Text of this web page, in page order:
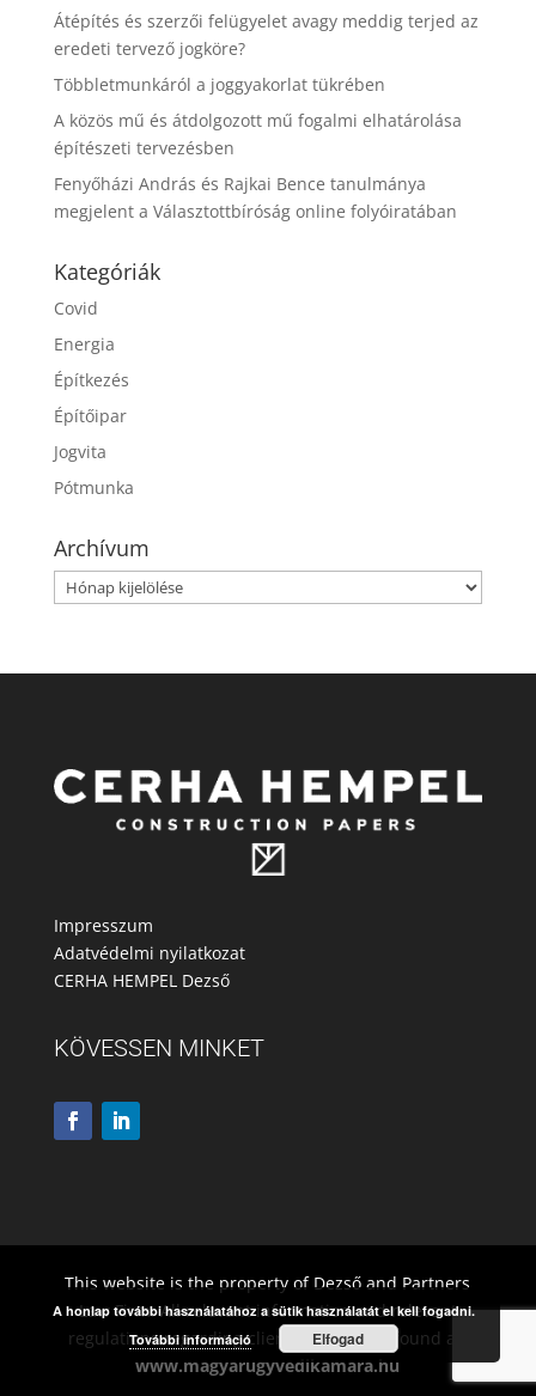
Átépítés és szerzői felügyelet avagy meddig terjed az
eredeti tervező jogköre?
Többletmunkáról a joggyakorlat tükrében
A közös mű és átdolgozott mű fogalmi elhatárolása
építészeti tervezésben
Fenyőházi András és Rajkai Bence tanulmánya
megjelent a Választottbíróság online folyóiratában
Kategóriák
Covid
Energia
Építkezés
Építőipar
Jogvita
Pótmunka
Archívum
Archívum
Impresszum
Adatvédelmi nyilatkozat
CERHA HEMPEL Dezső
KÖVESSEN MINKET
This website is the property of Dezső and Partners
Law Firm. All relevant information and relevant
regulations regarding client rights to be found at:
www.magyarugyvedikamara.hu
A honlap további használatához a sütik használatát el kell fogadni.
További információ
Elfogad